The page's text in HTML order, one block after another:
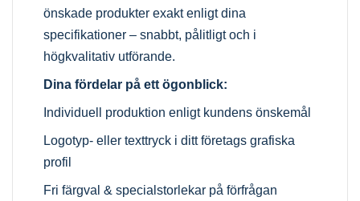
önskade produkter exakt enligt dina
specifikationer – snabbt, pålitligt och i
högkvalitativ utförande.
Dina fördelar på ett ögonblick:
Individuell produktion enligt kundens önskemål
Logotyp- eller texttryck i ditt företags grafiska
profil
Fri färgval & specialstorlekar på förfrågan